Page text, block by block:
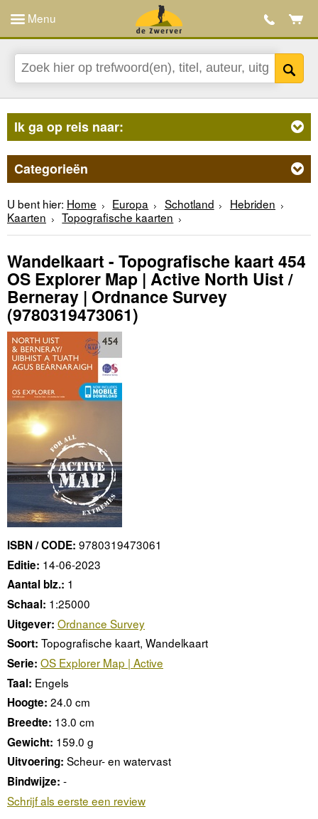
Menu
Ik ga op reis naar:
Categorieën
U bent hier: Home Europa Schotland
Hebriden
Kaarten
Topografische kaarten
Wandelkaart - Topografische kaart 454
OS Explorer Map | Active North Uist /
Berneray | Ordnance Survey
(9780319473061)
ISBN / CODE: 9780319473061
Editie: 14-06-2023
Aantal blz.: 1
Schaal: 1:25000
Uitgever: Ordnance Survey
Soort: Topografische kaart, Wandelkaart
Serie: OS Explorer Map | Active
Taal: Engels
Hoogte: 24.0 cm
Breedte: 13.0 cm
Gewicht: 159.0 g
Uitvoering: Scheur- en watervast
Bindwijze: -
Schrijf als eerste een review